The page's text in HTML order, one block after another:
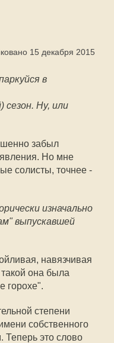
15 декабря 2015
в
сезон. Ну, или
забыл
Но мне
солисты, точнее -
изначально
выпускавшей
навязчивая
она была
горохе".
степени
собственного
Теперь это слово